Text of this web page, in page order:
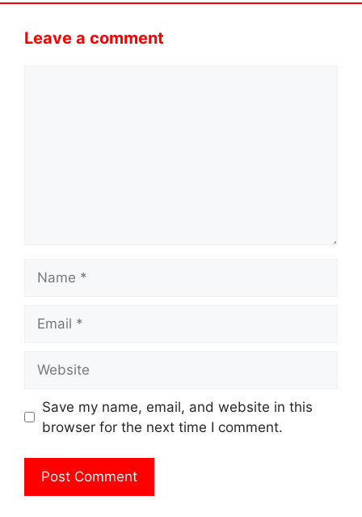
Leave a comment
Save my name, email, and website in this
browser for the next time I comment.